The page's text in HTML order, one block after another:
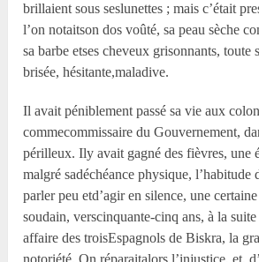
brillaient sous seslunettes ; mais c’était
l’on notaitson dos voûté, sa peau sèche
sa barbe etses cheveux grisonnants, toute
brisée, hésitante,maladive.
Il avait péniblement passé sa vie aux
commecommissaire du Gouvernement,
périlleux. Ily avait gagné des fièvres, une
malgré sadéchéance physique, l’habitude
parler peu etd’agir en silence, une
soudain, verscinquante-cinq ans, à la
affaire des troisEspagnols de Biskra, la